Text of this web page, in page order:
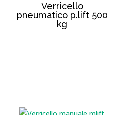
Verricello
pneumatico p.lift 500
kg